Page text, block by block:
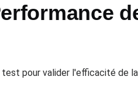
pour valider l'efficacité de